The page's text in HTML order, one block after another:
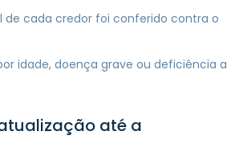
de cada credor foi conferido contra o
idade, doença grave ou deficiência a
até a